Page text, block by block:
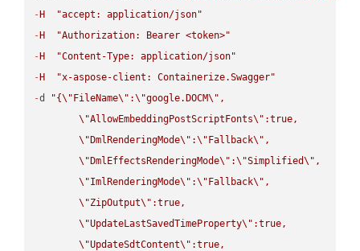
- H
"accept: application/json"
- H
"Authorization: Bearer <token>"
- H
"Content-Type: application/json"
- H
"x-aspose-client: Containerize.Swagger"
-d "{\" FileName\" :\"google.DOCM\" ,
\"AllowEmbeddingPostScriptFonts\" :true,
\" DmlRenderingMode\" :\" Fallback\" ,
\" DmlEffectsRenderingMode\" :\"Simplified\" ,
\"ImlRenderingMode\" :\" Fallback\" ,
\"ZipOutput\" :true,
\"UpdateLastSavedTimeProperty\" :true,
\"UpdateSdtContent\" :true,